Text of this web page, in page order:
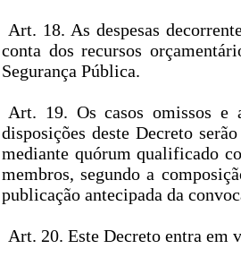
Art. 18. As despesas
conta dos recursos
Segurança Pública.
Art. 19. Os casos omissos e
disposições deste Decreto
mediante quórum qualificado
membros, segundo a
publicação antecipada da
Art. 20. Este Decreto entra em